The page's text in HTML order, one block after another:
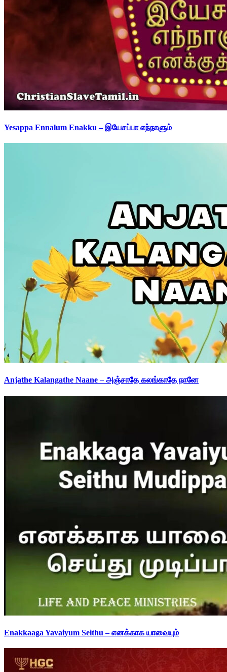
Yesappa Ennalum Enakku – இயேசப்பா எந்நாளும்
Anjathe Kalangathe Naane – அஞ்சாதே கலங்காதே நானே
Enakkaaga Yavaiyum Seithu – எனக்காக யாவையும்